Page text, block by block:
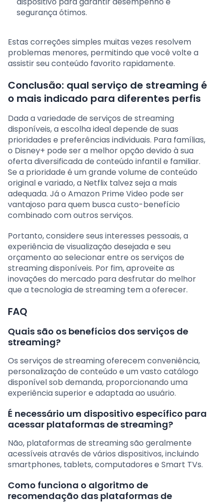
segurança ótimos.
Estas correções simples muitas vezes resolvem
problemas menores, permitindo que você volte a
assistir seu conteúdo favorito rapidamente.
Conclusão: qual serviço de streaming é
o mais indicado para diferentes perfis
Dada a variedade de serviços de streaming
disponíveis, a escolha ideal depende de suas
prioridades e preferências individuais. Para famílias,
o Disney+ pode ser a melhor opção devido à sua
oferta diversificada de conteúdo infantil e familiar.
Se a prioridade é um grande volume de conteúdo
original e variado, a Netflix talvez seja a mais
adequada. Já o Amazon Prime Video pode ser
vantajoso para quem busca custo-benefício
combinado com outros serviços.
Portanto, considere seus interesses pessoais, a
experiência de visualização desejada e seu
orçamento ao selecionar entre os serviços de
streaming disponíveis. Por fim, aproveite as
inovações do mercado para desfrutar do melhor
que a tecnologia de streaming tem a oferecer.
FAQ
Quais são os benefícios dos serviços de
streaming?
Os serviços de streaming oferecem conveniência,
personalização de conteúdo e um vasto catálogo
disponível sob demanda, proporcionando uma
experiência superior e adaptada ao usuário.
É necessário um dispositivo específico para
acessar plataformas de streaming?
Não, plataformas de streaming são geralmente
acessíveis através de vários dispositivos, incluindo
smartphones, tablets, computadores e Smart TVs.
Como funciona o algoritmo de
recomendação das plataformas de